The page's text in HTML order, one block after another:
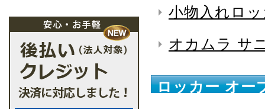
小物入れロ
オカムラ サ
ロッカー オー